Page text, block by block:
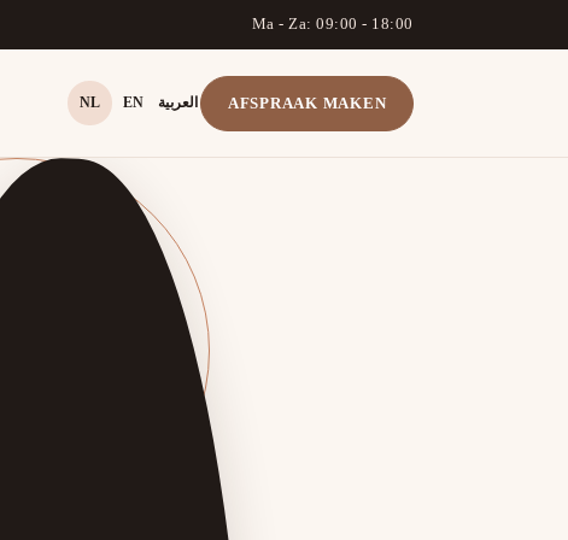
Ma - Za: 09:00 - 18:00
NL EN العربية AFSPRAAK MAKEN